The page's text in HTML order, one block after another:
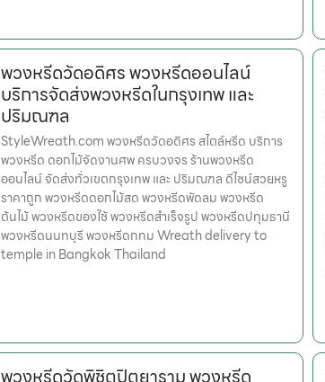
พวงหรีดวัดอดิศร พวงหรีดออนไลน์
บริการจัดส่งพวงหรีดในกรุงเทพ และ
ปริมณฑล
StyleWreath.com พวงหรีดวัดอดิศร สไตล์หรีด บริการ
พวงหรีด ดอกไม้จัดงานศพ ครบวงจร ร้านพวงหรีด
ออนไลน์ จัดส่งทั่วเขตกรุงเทพ และ ปริมณฑล ดีไซน์สวยหรู
ราคาถูก พวงหรีดดอกไม้สด พวงหรีดพัดลม พวงหรีด
ต้นไม้ พวงหรีดของใช้ พวงหรีดสำเร็จรูป พวงหรีดปทุมธานี
พวงหรีดนนทบุรี พวงหรีดกทม Wreath delivery to
temple in Bangkok Thailand